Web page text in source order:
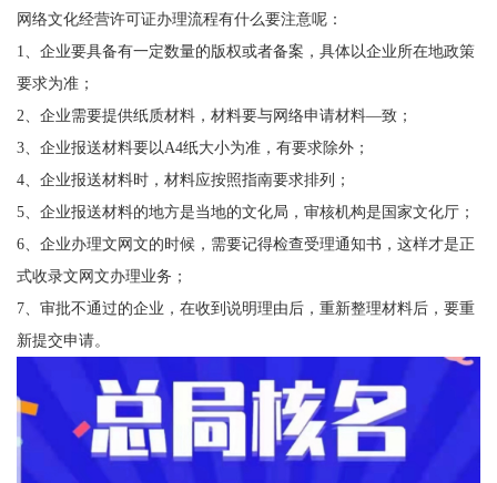
网络文化经营许可证办理流程有什么要注意呢：
1、企业要具备有一定数量的版权或者备案，具体以企业所在地政策
要求为准；
2、企业需要提供纸质材料，材料要与网络申请材料—致；
3、企业报送材料要以A4纸大小为准，有要求除外；
4、企业报送材料时，材料应按照指南要求排列；
5、企业报送材料的地方是当地的文化局，审核机构是国家文化厅；
6、企业办理文网文的时候，需要记得检查受理通知书，这样才是正
式收录文网文办理业务；
7、审批不通过的企业，在收到说明理由后，重新整理材料后，要重
新提交申请。